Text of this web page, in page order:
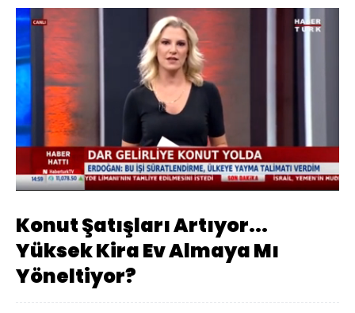
Sesi
Aç
Yüklendi:
5.53%
Oynatma
Hızı
Konut Şatışları Artıyor...
Yüksek Kira Ev Almaya Mı
Yöneltiyor?